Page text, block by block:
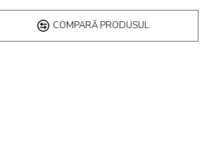
COMPARĂ PRODUSUL